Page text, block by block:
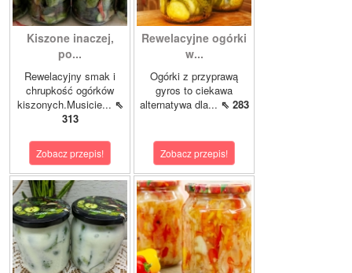
Kiszone inaczej,
po...
Rewelacyjny smak i
chrupkość ogórków
kiszonych.Musicie... ⇖
313
Zobacz przepis!
Rewelacyjne ogórki
w...
Ogórki z przyprawą
gyros to ciekawa
alternatywa dla... ⇖ 283
Zobacz przepis!